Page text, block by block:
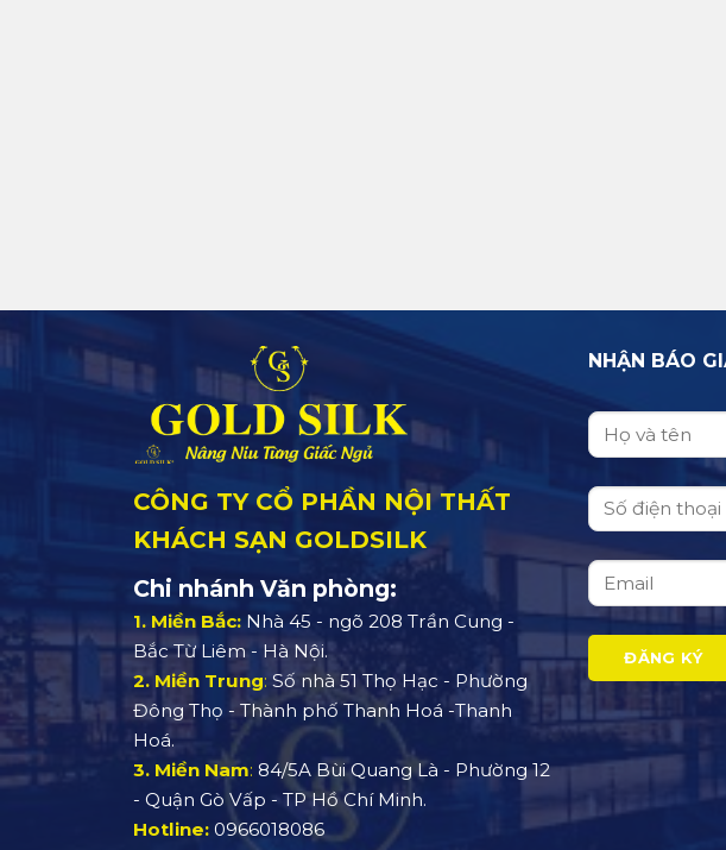
CÔNG TY CỔ PHẦN NỘI THẤT
KHÁCH SẠN GOLDSILK
Chi nhánh Văn phòng:
1. Miền Bắc: Nhà 45 - ngõ 208 Trần Cung -
Bắc Từ Liêm - Hà Nội.
2. Miền Trung: Số nhà 51 Thọ Hạc - Phường
Đông Thọ - Thành phố Thanh Hoá -Thanh
Hoá.
3. Miền Nam: 84/5A Bùi Quang Là - Phường 12
- Quận Gò Vấp - TP Hồ Chí Minh.
Hotline: 0966018086
NHẬN BÁO